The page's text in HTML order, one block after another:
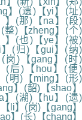
】(遗)【yi】(址)
】(那)【na】(段)
整)【zheng】(个)
】(也)【ye】(被)
(归)【gui】(纳)
岗)【gang】(时)
(后)【hou】(便)
(明)【ming】(形)
】(韶)【shao】
】(湖)【hu】(遗)
li】(岗)【gang】
】(长)【chang】